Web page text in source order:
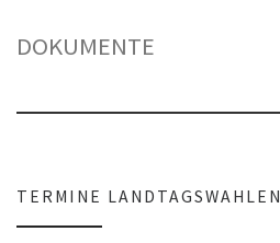
DOKUMENTE
TERMINE LANDTAGSWAHLEN